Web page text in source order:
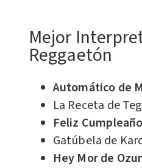
Mejor
Reggaetón
Automático de
La Receta de
Feliz
Gatúbela de
Hey Mor de